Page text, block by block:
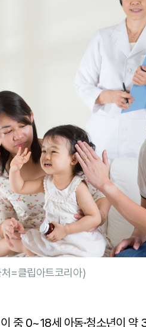
=클립아트코리아)
중 0~18세 아동·청소년이 약